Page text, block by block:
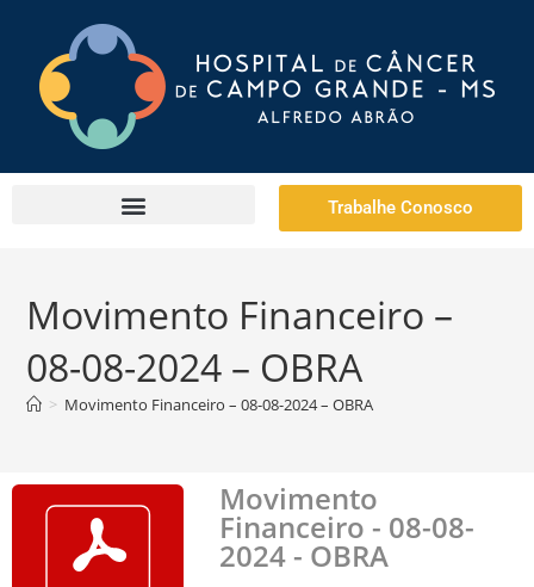
Trabalhe Conosco
Movimento Financeiro –
08-08-2024 – OBRA
> Movimento Financeiro – 08-08-2024 – OBRA
Movimento
Financeiro - 08-08-
2024 - OBRA